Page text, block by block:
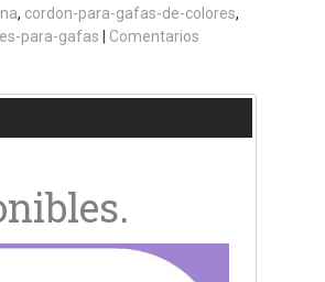
cordon-para-gafas-de-colores
para-gafas Comentarios